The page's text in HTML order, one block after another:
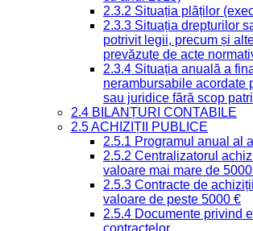
2.3.2 Situația plăților
2.3.3 Situația drepturilor
potrivit legii, precum și
prevăzute de acte
2.3.4 Situația anuală a
nerambursabile acordate
sau juridice fără scop
2.4 BILANȚURI CONTABILE
2.5 ACHIZIȚII PUBLICE
2.5.1 Programul anual al
2.5.2 Centralizatorul
valoare mai mare de
2.5.3 Contracte de
valoare de peste 5000 €
2.5.4 Documente privind
contractelor